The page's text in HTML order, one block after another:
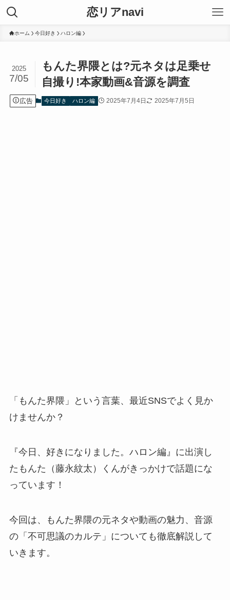
恋リアnavi
ホーム 今日好き ハロン編
もんた界隈とは?元ネタは足乗せ
自撮り!本家動画&音源を調査
2025
7/05
広告 今日好き ハロン編 2025年7月4日 2025年7月5日
「もんた界隈」という言葉、最近SNSでよく見か
けませんか？
『今日、好きになりました。ハロン編』に出演し
たもんた（藤永紋太）くんがきっかけで話題にな
っています！
今回は、もんた界隈の元ネタや動画の魅力、音源
の「不可思議のカルテ」についても徹底解説して
いきます。